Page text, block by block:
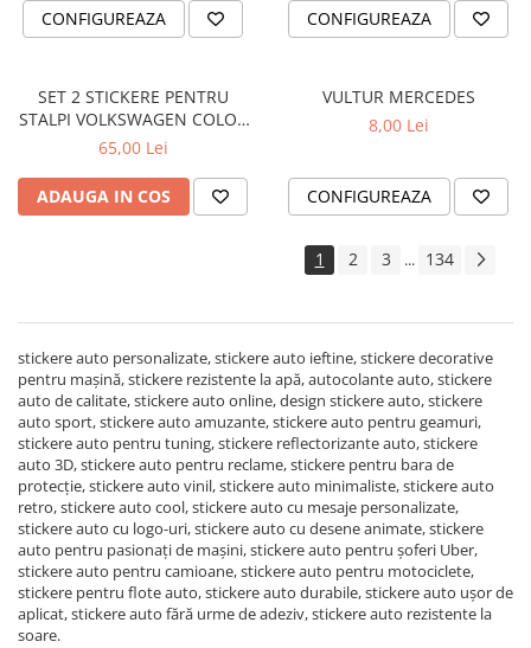
CONFIGUREAZA CONFIGUREAZA
SET 2 STICKERE PENTRU
STALPI VOLKSWAGEN COLOR
SPLASH
65,00 Lei
ADAUGA IN COS
VULTUR MERCEDES
8,00 Lei
CONFIGUREAZA
1 2 3 ... 134
stickere auto personalizate, stickere auto ieftine, stickere decorative
pentru mașină, stickere rezistente la apă, autocolante auto, stickere
auto de calitate, stickere auto online, design stickere auto, stickere
auto sport, stickere auto amuzante, stickere auto pentru geamuri,
stickere auto pentru tuning, stickere reflectorizante auto, stickere
auto 3D, stickere auto pentru reclame, stickere pentru bara de
protecție, stickere auto vinil, stickere auto minimaliste, stickere auto
retro, stickere auto cool, stickere auto cu mesaje personalizate,
stickere auto cu logo-uri, stickere auto cu desene animate, stickere
auto pentru pasionați de mașini, stickere auto pentru șoferi Uber,
stickere auto pentru camioane, stickere auto pentru motociclete,
stickere pentru flote auto, stickere auto durabile, stickere auto ușor de
aplicat, stickere auto fără urme de adeziv, stickere auto rezistente la
soare.